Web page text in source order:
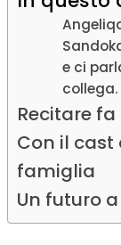
e ci
collega.
Recitare
Con il cast
famiglia
Un futuro